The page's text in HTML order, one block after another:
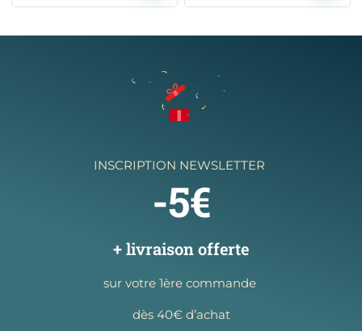
INSCRIPTION NEWSLETTER
-5€
+ livraison offerte
sur votre 1ère commande
dès 40€ d’achat